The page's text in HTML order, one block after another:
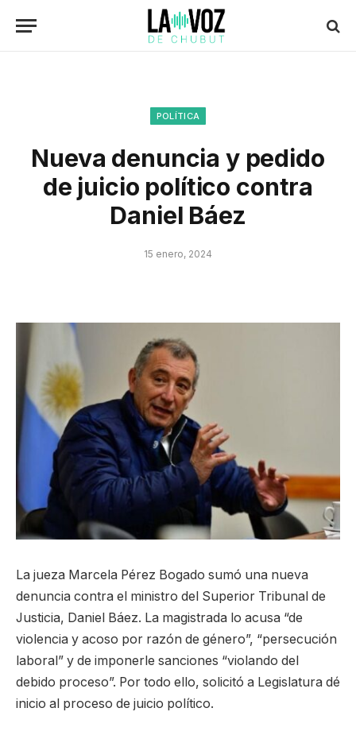
POLÍTICA
Nueva denuncia y pedido
de juicio político contra
Daniel Báez
15 enero, 2024
La jueza Marcela Pérez Bogado sumó una nueva
denuncia contra el ministro del Superior Tribunal de
Justicia, Daniel Báez. La magistrada lo acusa “de
violencia y acoso por razón de género”, “persecución
laboral” y de imponerle sanciones “violando del
debido proceso”. Por todo ello, solicitó a Legislatura dé
inicio al proceso de juicio político.